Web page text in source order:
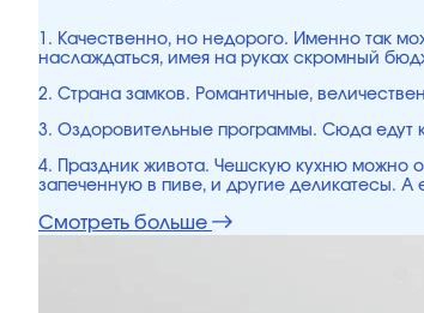
1. Качественно, но недорого. Именно так
наслаждаться, имея на руках скромный
2. Страна замков. Романтичные,
3. Оздоровительные программы. Сюда едут
4. Праздник живота. Чешскую кухню можно
запеченную в пиве, и другие деликатесы. А
Смотреть больше